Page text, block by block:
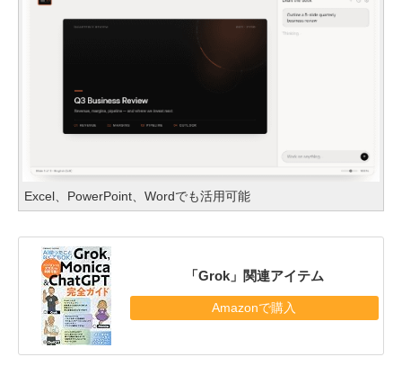
Excel、PowerPoint、Wordでも活用可能
「Grok」関連アイテム
Amazonで購入